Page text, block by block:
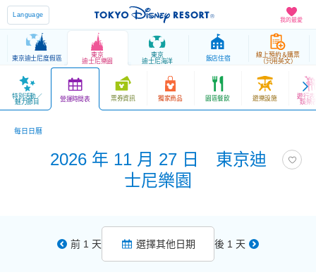
我的最愛
Language
東京迪士尼度假區
東京
迪士尼樂園
東京
迪士尼海洋
飯店住宿
線上預約＆購票
（只用英文）
特別活動／
魅力節目 營運時間表 票券資訊 獨家商品 園區餐飲 遊樂設施 遊行表
娛樂
每日日曆
2026 年 11 月 27 日 東京迪
士尼樂園
前 1 天 選擇其他日期 後 1 天